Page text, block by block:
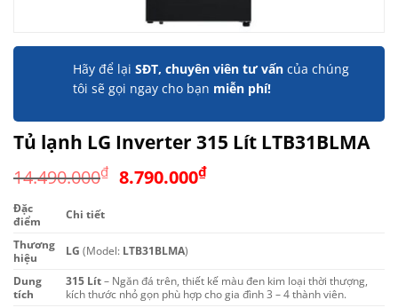
Hãy để lại SĐT, chuyên viên tư vấn của chúng
tôi sẽ gọi ngay cho bạn miễn phí!
Tủ lạnh LG Inverter 315 Lít LTB31BLMA
14.490.000₫ Giá
8.790.000₫Giá
Đặc
điểm
Chi tiết
Thương
hiệu
LG (Model: LTB31BLMA)
Dung
tích
315 Lít– Ngăn đá trên, thiết kế màu đen kim loại thời thượng,
kích thước nhỏ gọn phù hợp cho gia đình 3 – 4 thành viên.